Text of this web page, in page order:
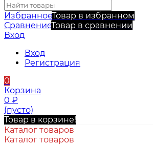
ИзбранноеТовар в избранном
СравнениеТовар в сравнении
Вход
Вход
Регистрация
0
Корзина
0 ₽
(пусто)
Товар в корзине!
Каталог товаров
Каталог товаров